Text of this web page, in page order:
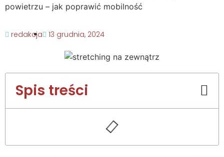
powietrzu – jak poprawić mobilność
redakcja 13 grudnia, 2024
Spis treści